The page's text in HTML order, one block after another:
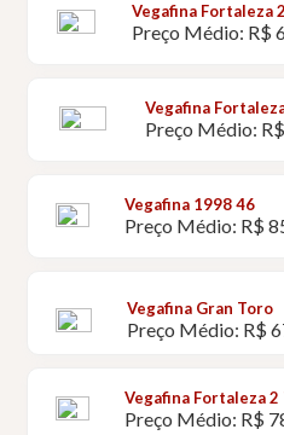
Vegafina Fortaleza
Preço Médio: R$
Vegafina
Preço Médio:
Vegafina 1998 46
Preço Médio: R$
Vegafina Gran Toro
Preço Médio: R$
Vegafina Fortaleza 2
Preço Médio: R$